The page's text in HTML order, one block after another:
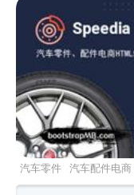
汽车零件 汽车配件电商
零件商城